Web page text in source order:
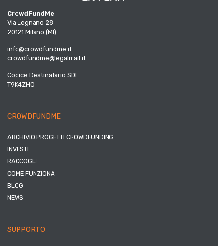
CrowdFundMe
Via Legnano 28
20121 Milano (MI)
info@crowdfundme.it
crowdfundme@legalmail.it
Codice Destinatario SDI
T9K4ZHO
CROWDFUNDME
ARCHIVIO PROGETTI CROWDFUNDING
INVESTI
RACCOGLI
COME FUNZIONA
BLOG
NEWS
SUPPORTO